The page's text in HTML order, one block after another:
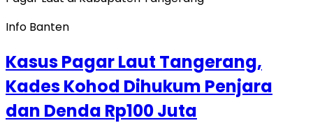
Info Banten
Kasus Pagar Laut Tangerang,
Kades Kohod Dihukum Penjara
dan Denda Rp100 Juta